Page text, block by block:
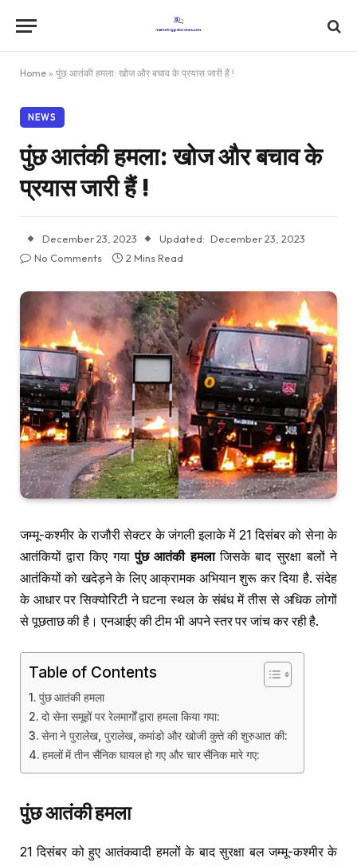
Home » पुंछ आतंकी हमला: खोज और बचाव के प्रयास जारी हैं !
NEWS
पुंछ आतंकी हमला: खोज और बचाव के
प्रयास जारी हैं !
December 23, 2023 Updated: December 23, 2023
No Comments
2 Mins Read
जम्मू-कश्मीर के राजौरी सेक्टर के जंगली इलाके में 21 दिसंबर को सेना के
आतंकियों द्वारा किए गयापुंछ आतंकी हमलाजिसके बाद सुरक्षा बलों ने
आतंकियों को खदेड़ने के लिए आक्रामक अभियान शुरू कर दिया है. संदेह
के आधार पर सिक्योरिटी ने घटना स्थल के संबंध में तीस से अधिक लोगों
से पूछताछ की है। एनआईए की टीम भी अपने स्तर पर जांच कर रही है.
Table of Contents
पुंछ आतंकी हमला
दो सेना समूहों पर रेलमार्गों द्वारा हमला किया गया:
सेना ने पुरालेख, पुरालेख, कमांडो और खोजी कुत्ते की शुरुआत की:
हमलों में तीन सैनिक घायल हो गए और चार सैनिक मारे गए:
पुंछ आतंकी हमला
21 दिसंबर को हुए आतंकवादी हमलों के बाद सुरक्षा बल जम्मू-कश्मीर के